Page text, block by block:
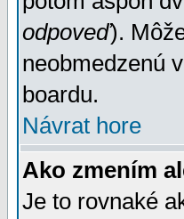
odpoveď).
neobmedzenú
boardu.
Návrat hore
Ako zmením
Je to rovnaké